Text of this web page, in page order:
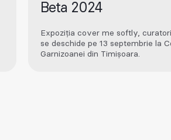
Beta 2024
Expoziția cover me softly,
se deschide pe 13 septembrie la
Garnizoanei din Timișoara.